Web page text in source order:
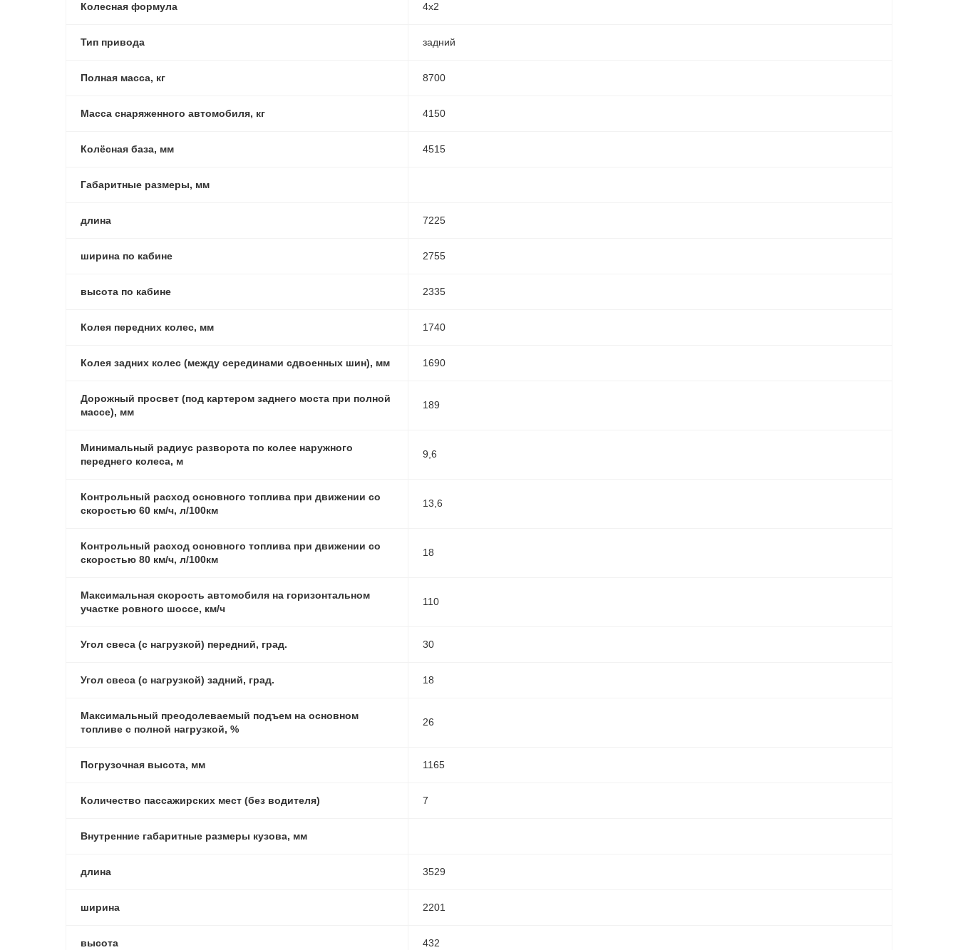
Колесная формула 4х2
Тип привода задний
Полная масса, кг 8700
Масса снаряженного автомобиля, кг 4150
Колёсная база, мм 4515
Габаритные размеры, мм
длина 7225
ширина по кабине 2755
высота по кабине 2335
Колея передних колес, мм 1740
Колея задних колес (между серединами сдвоенных шин), мм 1690
Дорожный просвет (под картером заднего моста при полной
массе), мм
189
Минимальный радиус разворота по колее наружного
переднего колеса, м
9,6
Контрольный расход основного топлива при движении со
скоростью 60 км/ч, л/100км
13,6
Контрольный расход основного топлива при движении со
скоростью 80 км/ч, л/100км
18
Максимальная скорость автомобиля на горизонтальном
участке ровного шоссе, км/ч
110
Угол свеса (с нагрузкой) передний, град. 30
Угол свеса (с нагрузкой) задний, град. 18
Максимальный преодолеваемый подъем на основном
топливе с полной нагрузкой, %
26
Погрузочная высота, мм 1165
Количество пассажирских мест (без водителя) 7
Внутренние габаритные размеры кузова, мм
длина 3529
ширина 2201
высота 432